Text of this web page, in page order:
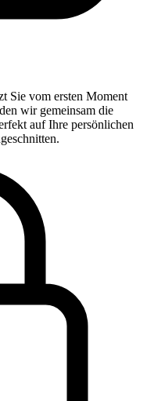
Sie vom ersten Moment
wir gemeinsam die
auf Ihre persönlichen